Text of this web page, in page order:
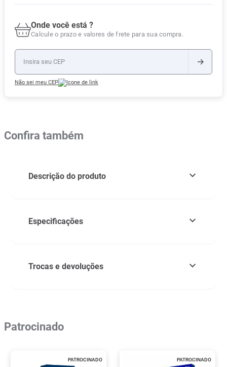
Onde você está ?
Calcule o prazo e valores de frete para sua compra.
Não sei meu CEP
Confira também
Descrição do produto
Especificações
Trocas e devoluções
Patrocinado
PATROCINADO PATROCINADO